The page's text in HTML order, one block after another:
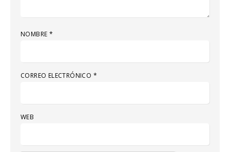
NOMBRE *
CORREO ELECTRÓNICO *
WEB